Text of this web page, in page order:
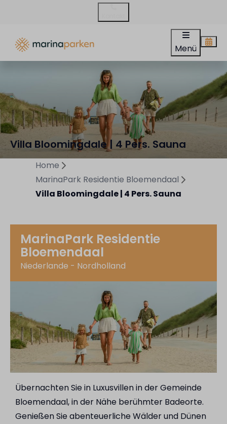
Menü
Villa Bloomingdale | 4 Pers. Sauna
Home
MarinaPark Residentie Bloemendaal
Villa Bloomingdale | 4 Pers. Sauna
MarinaPark Residentie
Bloemendaal
Niederlande - Nordholland
Übernachten Sie in Luxusvillen in der Gemeinde
Bloemendaal, in der Nähe berühmter Badeorte.
Genießen Sie abenteuerliche Wälder und Dünen